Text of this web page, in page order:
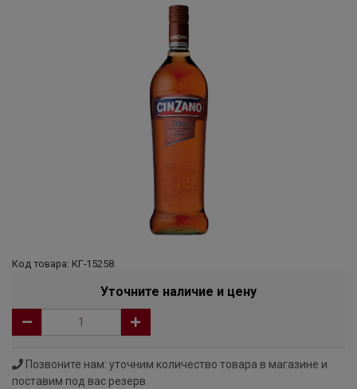
Код товара: КГ-15258
Уточните наличие и цену
Позвоните нам: уточним количество товара в магазине и
поставим под вас резерв